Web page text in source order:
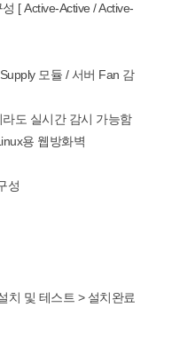
[ Active-Active / Active-
모듈 / 서버 Fan 감
라도 실시간 감시 가능함
용 웹방화벽
성
치 및 테스트 > 설치완료